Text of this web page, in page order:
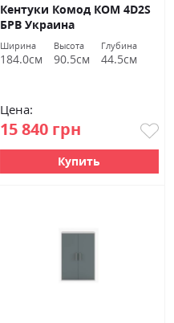
Кентуки Комод КОМ 4D2S
БРВ Украина
Ширина
184.0см
Высота
90.5см
Глубина
44.5см
Цена:
15 840 грн
Купить